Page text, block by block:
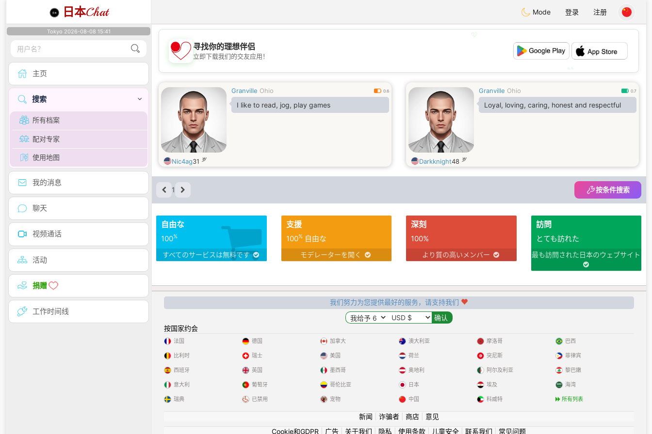
日本Chat Mode 登录 注册
Tokyo 2026-08-08 15:41
主页
搜索
所有档案
配对专家
使用地图
我的消息
聊天
视频通话
活动
捐赠
工作时间线
💖
💕
寻找你的理想伴侣
立即下载我们的交友应用！
Granville Ohio 0.6
I like to read, jog, play games
Nic4ag31 岁
Granville Ohio 0.7
Loyal, loving, caring, honest and respectful
Darkknight48 岁
1 按条件搜索
自由な
100%
すべてのサービスは無料です
支援
100%自由な
モデレーターを聞く
深刻
100%
より質の高いメンバー
訪問
とても訪れた
最も訪問された日本のウェブサイト
我们努力为您提供最好的服务，请支持我们
按国家约会
法国
比利时
西班牙
意大利
瑞典
德国
瑞士
英国
葡萄牙
已禁用
加拿大
美国
墨西哥
哥伦比亚
宠物
澳大利亚
荷兰
奥地利
日本
中国
摩洛哥
突尼斯
阿尔及利亚
埃及
科威特
巴西
菲律宾
黎巴嫩
海湾
所有列表
新闻 诈骗者| 商店| 意见
Cookie和GDPR
广告 关于我们 隐私 使用条款 儿童安全 联系我们 常见问题